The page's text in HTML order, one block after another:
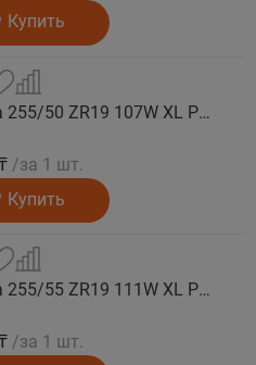
Купить
COMFORSER Автошина 255/50 ZR19 107W XL PURESPEED лето
/за 1 шт.
Купить
COMFORSER Автошина 255/55 ZR19 111W XL PURESPEED лето
/за 1 шт.